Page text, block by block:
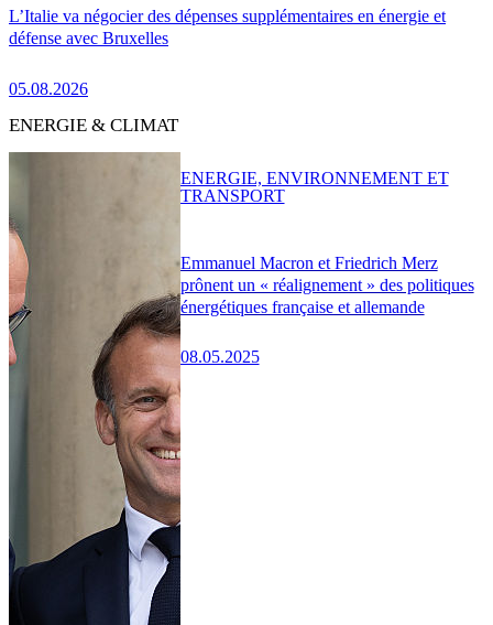
L’Italie va négocier des dépenses supplémentaires en énergie et
défense avec Bruxelles
05.08.2026
ENERGIE & CLIMAT
Emmanuel Macron et Friedrich Merz
prônent un « réalignement » des politiques
énergétiques française et allemande
08.05.2025
ENERGIE, ENVIRONNEMENT ET
TRANSPORT